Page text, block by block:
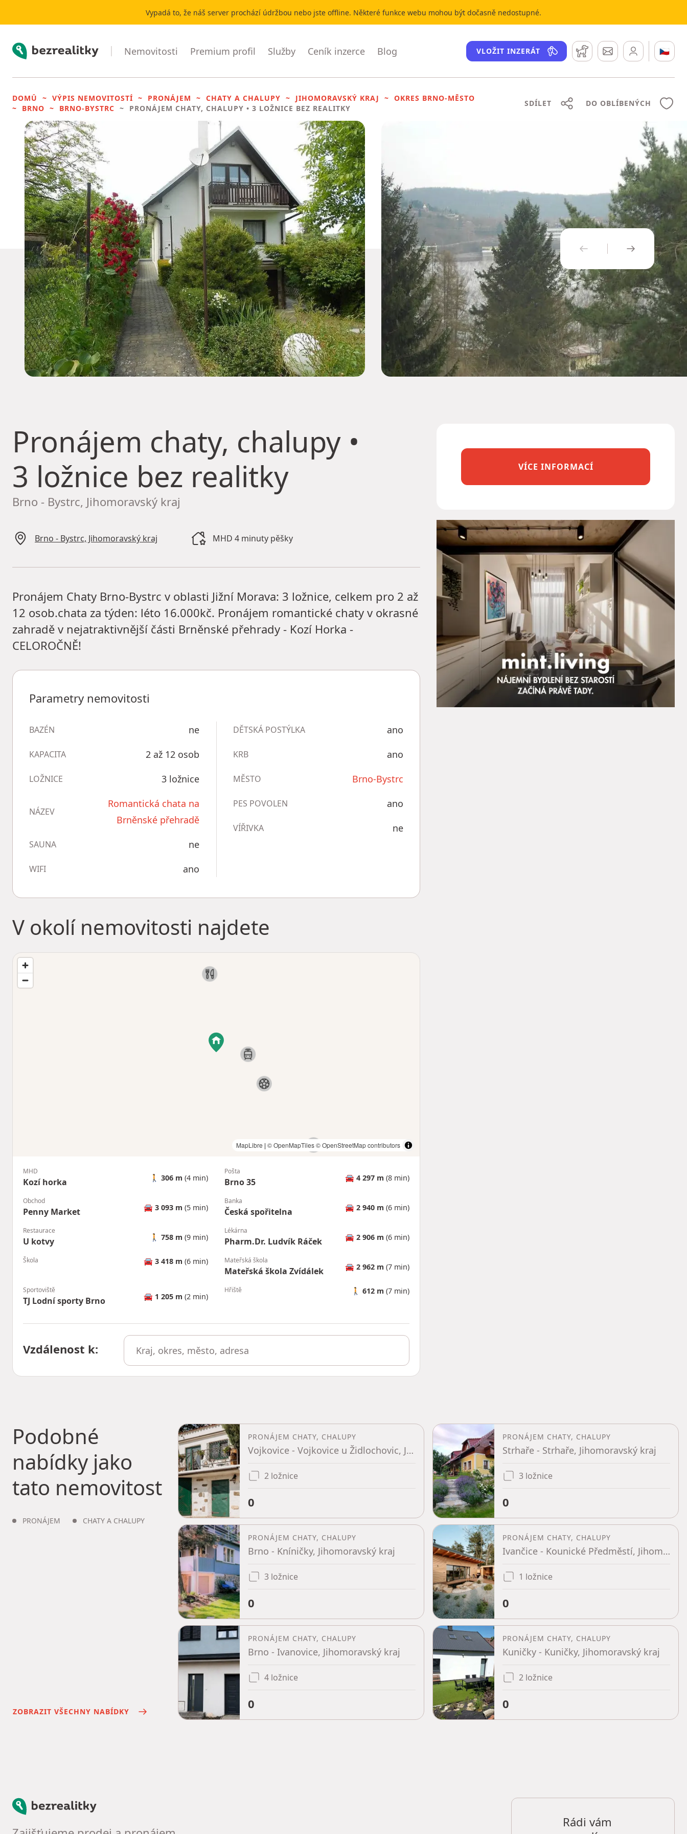
Vypadá to, že náš server prochází údržbou nebo jste offline. Některé funkce webu mohou být dočasně nedostupné.
Bezrealitky Nemovitosti Premium profil Služby Ceník inzerce Blog VLOŽIT INZERÁT Hlídací pesZprávy 🇨🇿
DOMŮ VÝPIS NEMOVITOSTÍ PRONÁJEM CHATY A CHALUPY JIHOMORAVSKÝ KRAJ
OKRES BRNO-MĚSTO
BRNO
BRNO-BYSTRC PRONÁJEM CHATY, CHALUPY • 3 LOŽNICE BEZ REALITKY
SDÍLET DO OBLÍBENÝCH
PŘEDCHOZÍ
Pronájem chaty, chalupy •
3 ložnice bez realitky
Brno - Bystrc, Jihomoravský kraj
Brno - Bystrc, Jihomoravský kraj MHD 4 minuty pěšky
Pronájem Chaty Brno-Bystrc v oblasti Jižní Morava: 3 ložnice, celkem pro 2 až
12 osob.chata za týden: léto 16.000kč. Pronájem romantické chaty v okrasné
zahradě v nejatraktivnější části Brněnské přehrady - Kozí Horka -
CELOROČNĚ!
Parametry nemovitosti
BAZÉN ne
KAPACITA 2 až 12 osob
LOŽNICE 3 ložnice
NÁZEV
Romantická chata na
Brněnské přehradě
SAUNA ne
WIFI ano
DĚTSKÁ POSTÝLKA ano
KRB ano
MĚSTO Brno-Bystrc
PES POVOLEN ano
VÍŘIVKA ne
V okolí nemovitosti najdete
MapLibre | © OpenMapTiles© OpenStreetMap contributors
MHD
Kozí horka 🚶 306 m (4 min)
Pošta
Brno 35 🚘 4 297 m (8 min)
Obchod
Penny Market 🚘 3 093 m (5 min)
Banka
Česká spořitelna 🚘 2 940 m (6 min)
Restaurace
U kotvy 🚶 758 m (9 min)
Lékárna
Pharm.Dr. Ludvík Ráček 🚘 2 906 m (6 min)
Škola 🚘 3 418 m (6 min) Mateřská škola
Mateřská škola Zvídálek 🚘 2 962 m (7 min)
Sportoviště
TJ Lodní sporty Brno 🚘 1 205 m (2 min)
Hřiště 🚶 612 m (7 min)
Vzdálenost k:
VÍCE INFORMACÍ
Podobné
nabídky jako
tato nemovitost
PRONÁJEM CHATY A CHALUPY
ZOBRAZIT VŠECHNY NABÍDKY
PRONÁJEM CHATY, CHALUPY
Vojkovice - Vojkovice u Židlochovic, Jihomoravský kraj
2 ložnice
0
PRONÁJEM CHATY, CHALUPY
Strhaře - Strhaře, Jihomoravský kraj
3 ložnice
0
PRONÁJEM CHATY, CHALUPY
Brno - Kníničky, Jihomoravský kraj
3 ložnice
0
PRONÁJEM CHATY, CHALUPY
Ivančice - Kounické Předměstí, Jihomoravský kraj
1 ložnice
0
PRONÁJEM CHATY, CHALUPY
Brno - Ivanovice, Jihomoravský kraj
4 ložnice
0
PRONÁJEM CHATY, CHALUPY
Kuničky - Kuničky, Jihomoravský kraj
2 ložnice
0
Bezrealitky
Rádi vám